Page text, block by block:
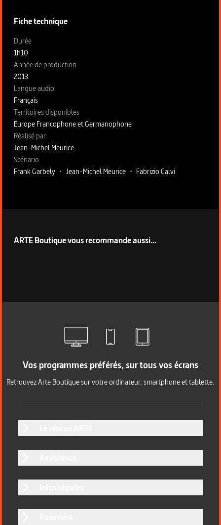
Fiche technique
Fiche technique section gauche
Durée
1h10
Année de production
2013
Langue audio
Français
Territoires disponibles
Europe Francophone et Germanophone
Fiche technique section droite
Réalisé par
Jean-Michel Meurice
Scénario
Frank Garbely • Jean-Michel Meurice • Fabrizio Calvi
ARTE Boutique vous recommande aussi...
Vos programmes préférés, sur tous vos écrans
Retrouvez Arte Boutique sur votre ordinateur, smartphone et tablette.